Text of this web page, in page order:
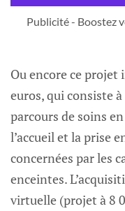
Publicité - Boostez
Ou encore ce projet
euros, qui consiste
parcours de soins
l’accueil et la prise
concernées par les
enceintes.
virtuelle (projet à 8